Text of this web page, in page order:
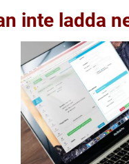
inte ladda